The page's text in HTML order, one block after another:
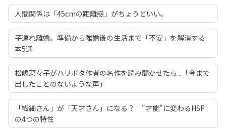
人間関係は「45cmの距離感」がちょうどいい。
子連れ離婚。準備から離婚後の生活まで「不安」を解消する
本5選
松嶋菜々子がハリポタ作者の名作を読み聞かせたら...「今まで
出したことのないような声」
「繊細さん」が「天才さん」になる？ "才能"に変わるHSP
の4つの特性